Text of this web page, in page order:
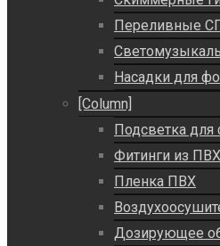
Переливные
Насадки для
[Column]
Подсветка для
Фитинги из ПВХ
Пленка ПВХ
Дозирующее